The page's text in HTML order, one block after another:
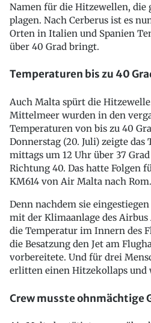
Namen für die Hitzewellen, die
plagen. Nach Cerberus ist es
Orten in Italien und Spanien
über 40 Grad bringt.
Temperaturen bis zu 40
Auch Malta spürt die
Mittelmeer wurden in den
Temperaturen von bis zu 40
Donnerstag (20. Juli) zeigte
mittags um 12 Uhr über 37
Richtung 40. Das hatte Folgen
KM614 von Air Malta nach Rom.
Denn nachdem sie
mit der Klimaanlage des Airbus
die Temperatur im Innern des
die Besatzung den Jet am
vorbereitete. Und für drei
erlitten einen Hitzekollaps und
Crew musste ohnmächtige